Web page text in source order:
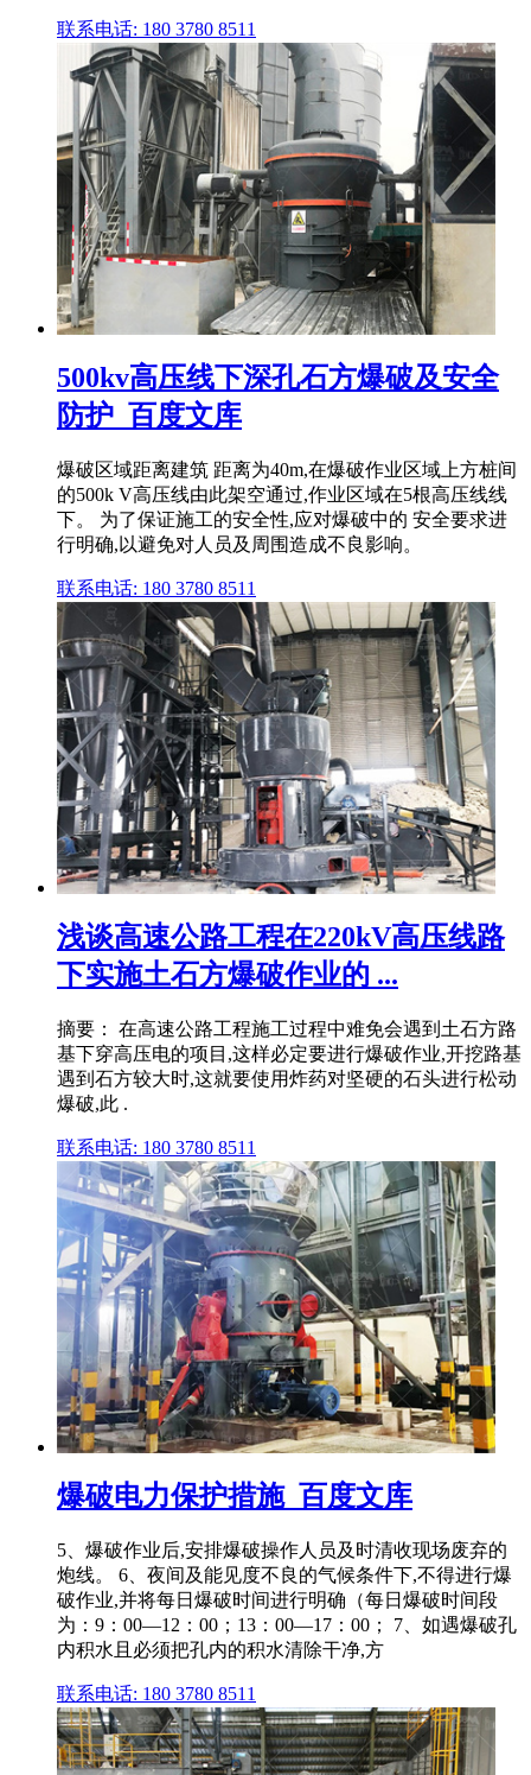
联系电话: 180 3780 8511
500kv高压线下深孔石方爆破及安全
防护_百度文库
爆破区域距离建筑 距离为40m,在爆破作业区域上方桩间
的500k V高压线由此架空通过,作业区域在5根高压线线
下。 为了保证施工的安全性,应对爆破中的 安全要求进
行明确,以避免对人员及周围造成不良影响。
联系电话: 180 3780 8511
浅谈高速公路工程在220kV高压线路
下实施土石方爆破作业的 ...
摘要： 在高速公路工程施工过程中难免会遇到土石方路
基下穿高压电的项目,这样必定要进行爆破作业,开挖路基
遇到石方较大时,这就要使用炸药对坚硬的石头进行松动
爆破,此 .
联系电话: 180 3780 8511
爆破电力保护措施_百度文库
5、爆破作业后,安排爆破操作人员及时清收现场废弃的
炮线。 6、夜间及能见度不良的气候条件下,不得进行爆
破作业,并将每日爆破时间进行明确（每日爆破时间段
为：9：00—12：00；13：00—17：00； 7、如遇爆破孔
内积水且必须把孔内的积水清除干净,方
联系电话: 180 3780 8511